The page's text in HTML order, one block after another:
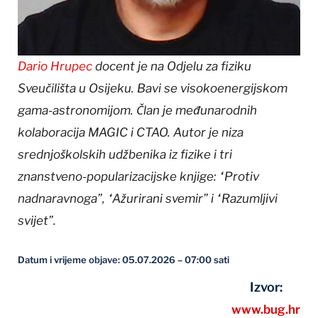
Dario Hrupec docent je na Odjelu za fiziku
Sveučilišta u Osijeku. Bavi se visokoenergijskom
gama-astronomijom. Član je međunarodnih
kolaboracija MAGIC i CTAO. Autor je niza
srednjoškolskih udžbenika iz fizike i tri
znanstveno-popularizacijske knjige: “Protiv
nadnaravnoga”, “Ažurirani svemir” i “Razumljivi
svijet”.
Datum i vrijeme objave: 05.07.2026 – 07:00 sati
Izvor:
www.bug.hr